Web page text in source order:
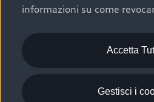
informazioni su come
Accetta
Gestisci i